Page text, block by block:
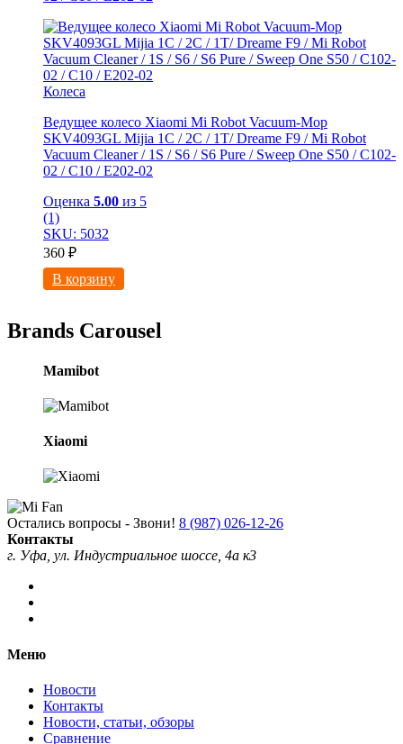
Колеса
Ведущее колесо Xiaomi Mi Robot Vacuum-Mop
SKV4093GL Mijia 1C / 2C / 1T/ Dreame F9 / Mi Robot
Vacuum Cleaner / 1S / S6 / S6 Pure / Sweep One S50 / C102-
02 / С10 / E202-02
Оценка 5.00 из 5
(1)
SKU: 5032
360 ₽
В корзину
Brands Carousel
Mamibot
Xiaomi
Остались вопросы - Звони! 8 (987) 026-12-26
Контакты
г. Уфа, ул. Индустриальное шоссе, 4а к3
Меню
Новости
Контакты
Новости, статьи, обзоры
Сравнение